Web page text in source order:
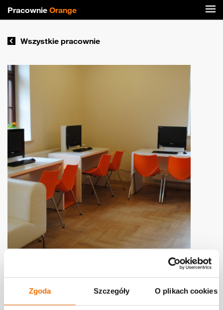
Zgoda Szczegóły O plikach cookies
Pracownie Orange
Wszystkie pracownie
33-190 Ciężkowice